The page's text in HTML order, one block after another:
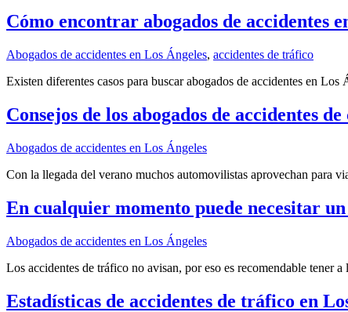
Cómo encontrar abogados de accidentes
Abogados de accidentes en Los Ángeles, accidentes de tráfico
Existen diferentes casos para buscar abogados de accidentes en
Consejos de los abogados de accidentes
Abogados de accidentes en Los Ángeles
Con la llegada del verano muchos automovilistas aprovechan para
En cualquier momento puede necesitar
Abogados de accidentes en Los Ángeles
Los accidentes de tráfico no avisan, por eso es recomendable tener
Estadísticas de accidentes de tráfico en